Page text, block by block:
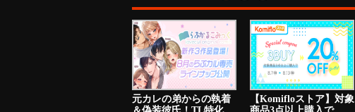
元カレの弟からの執着
【Komifloストア】対象